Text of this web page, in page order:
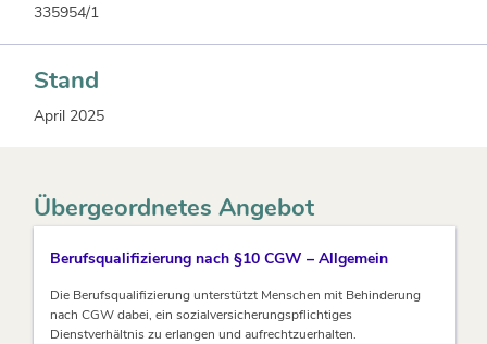
335954/1
Stand
April 2025
Übergeordnetes Angebot
Berufsqualifizierung nach §10 CGW – Allgemein
Die Berufsqualifizierung unterstützt Menschen mit Behinderung
nach CGW dabei, ein sozialversicherungspflichtiges
Dienstverhältnis zu erlangen und aufrechtzuerhalten.